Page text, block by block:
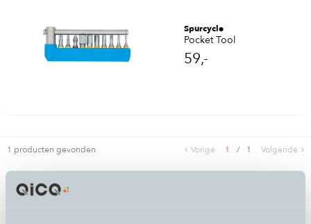
Spurcycle
Pocket Tool
59,-
1 producten gevonden Vorige 1 / 1 Volgende